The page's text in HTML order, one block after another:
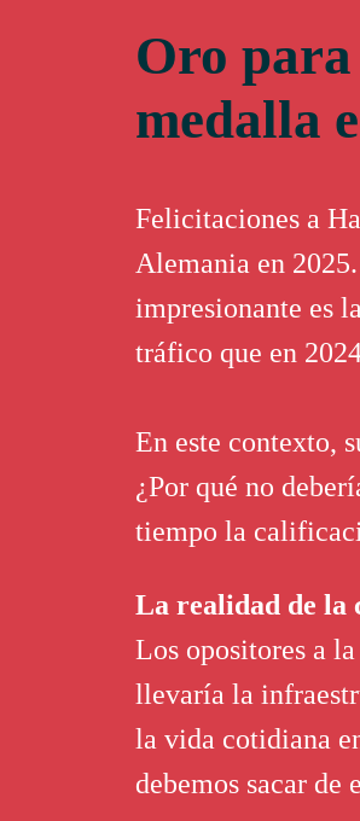
Oro para
medalla
Felicitaciones a
Alemania en
impresionante es
tráfico que en
En este contexto,
¿Por qué no
tiempo la
La realidad de la
Los opositores a
llevaría la
la vida cotidiana
debemos sacar de